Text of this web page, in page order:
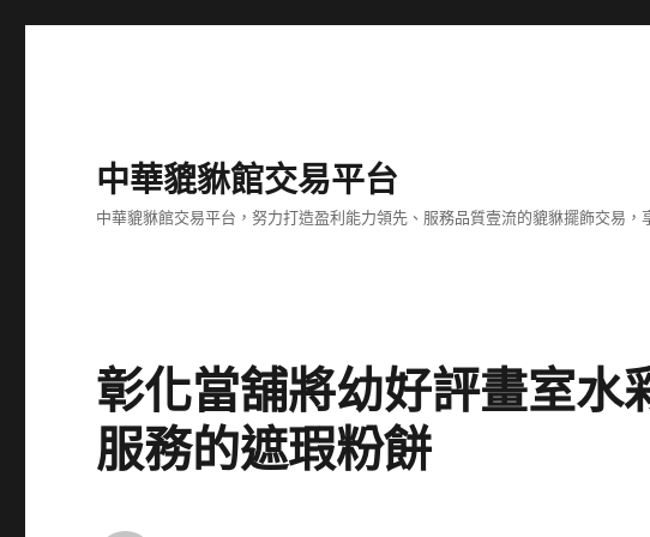
中華貔貅館交易平台
中華貔貅館交易平台，努力打造盈利能力領先、服務品質壹流的貔貅擺飾交易
彰化當舖將幼好評畫室水
服務的遮瑕粉餅